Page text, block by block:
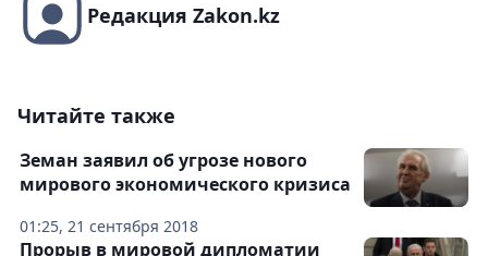
Редакция Zakon.kz
Читайте также
01:25, 21 сентября 2018
Земан заявил об угрозе нового
мирового экономического кризиса
Прорыв в мировой дипломатии